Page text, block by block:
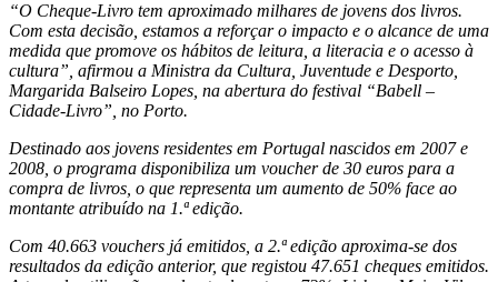
“O Cheque-Livro tem aproximado milhares de jovens dos livros.
Com esta decisão, estamos a reforçar o impacto e o alcance de uma
medida que promove os hábitos de leitura, a literacia e o acesso à
cultura”, afirmou a Ministra da Cultura, Juventude e Desporto,
Margarida Balseiro Lopes, na abertura do festival “Babell –
Cidade-Livro”, no Porto.
Destinado aos jovens residentes em Portugal nascidos em 2007 e
2008, o programa disponibiliza um voucher de 30 euros para a
compra de livros, o que representa um aumento de 50% face ao
montante atribuído na 1.ª edição.
Com 40.663 vouchers já emitidos, a 2.ª edição aproxima-se dos
resultados da edição anterior, que registou 47.651 cheques emitidos.